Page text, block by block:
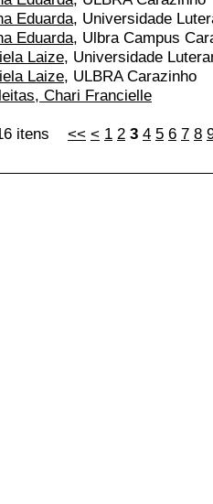
Eduarda, Universidade
Eduarda, Ulbra Campus
Laize, Universidade
Laize, ULBRA Carazinho
Chari Francielle
itens << < 1 2 3 4 5 6 7 8